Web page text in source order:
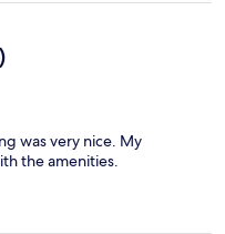
was very nice. My
the amenities.